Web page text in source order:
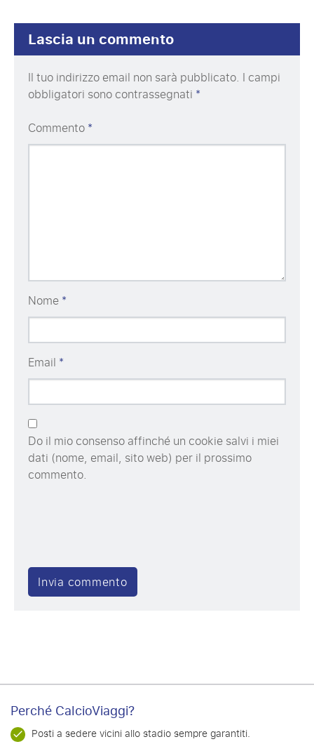
Lascia un commento
Il tuo indirizzo email non sarà pubblicato. I campi
obbligatori sono contrassegnati *
Commento*
Nome*
Email *
Do il mio consenso affinché un cookie salvi i miei
dati (nome, email, sito web) per il prossimo
commento.
Perché CalcioViaggi?
Posti a sedere vicini allo stadio sempre garantiti.